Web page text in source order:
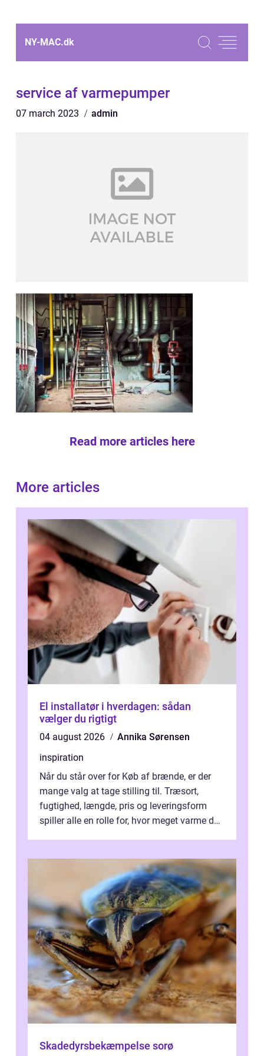
NY-MAC.dk
service af varmepumper
07 march 2023 admin
Read more articles here
More articles
El installatør i hverdagen: sådan
vælger du rigtigt
04 august 2026
Annika Sørensen
inspiration
Når du står over for Køb af brænde, er der
mange valg at tage stilling til. Træsort,
fugtighed, længde, pris og leveringsform
spiller alle en rolle for, hvor meget varme du
Skadedyrsbekæmpelse sorø